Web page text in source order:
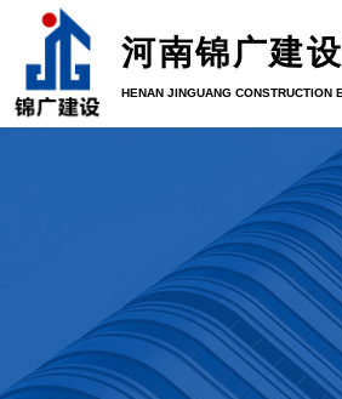
河南锦广建
HENAN JINGUANG CONSTRUCTION